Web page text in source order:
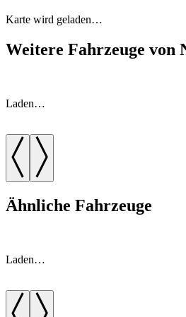
Karte wird geladen…
Weitere Fahrzeuge von
Laden…
Ähnliche Fahrzeuge
Laden…